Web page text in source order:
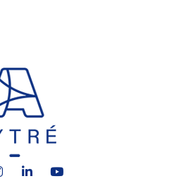
le compte Facebook
vers le compte Instagram
Lien vers le compte Linkedin
Lien vers la chaîne